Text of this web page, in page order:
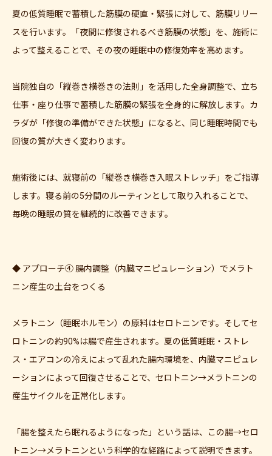
夏の低質睡眠で蓄積した筋膜の硬直・緊張に対して、筋膜リリー
スを行います。「夜間に修復されるべき筋膜の状態」を、施術に
よって整えることで、その夜の睡眠中の修復効率を高めます。
当院独自の「縦巻き横巻きの法則」を活用した全身調整で、立ち
仕事・座り仕事で蓄積した筋膜の緊張を全身的に解放します。カ
ラダが「修復の準備ができた状態」になると、同じ睡眠時間でも
回復の質が大きく変わります。
施術後には、就寝前の「縦巻き横巻き入眠ストレッチ」をご指導
します。寝る前の5分間のルーティンとして取り入れることで、
毎晩の睡眠の質を継続的に改善できます。
◆ アプローチ④ 腸内調整（内臓マニピュレーション）でメラト
ニン産生の土台をつくる
メラトニン（睡眠ホルモン）の原料はセロトニンです。そしてセ
ロトニンの約90%は腸で産生されます。夏の低質睡眠・ストレ
ス・エアコンの冷えによって乱れた腸内環境を、内臓マニピュレ
ーションによって回復させることで、セロトニン→メラトニンの
産生サイクルを正常化します。
「腸を整えたら眠れるようになった」という話は、この腸→セロ
トニン→メラトニンという科学的な経路によって説明できます。